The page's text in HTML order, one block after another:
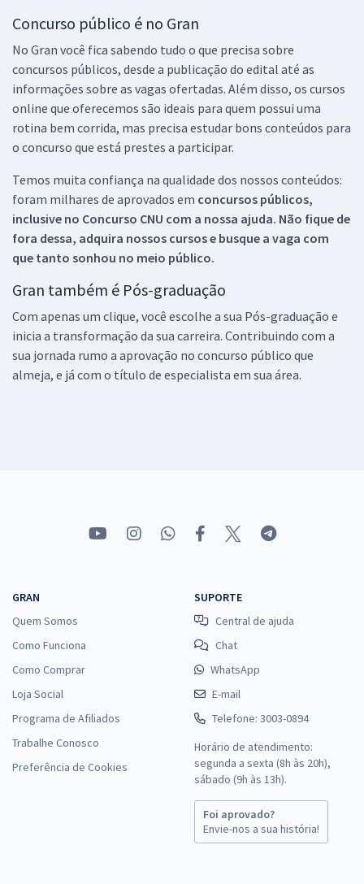
Concurso público é no Gran
No Gran você fica sabendo tudo o que precisa sobre
concursos públicos, desde a publicação do edital até as
informações sobre as vagas ofertadas. Além disso, os cursos
online que oferecemos são ideais para quem possui uma
rotina bem corrida, mas precisa estudar bons conteúdos para
o concurso que está prestes a participar.
Temos muita confiança na qualidade dos nossos conteúdos:
foram milhares de aprovados em concursos públicos,
inclusive no Concurso CNU com a nossa ajuda. Não fique de
fora dessa, adquira nossos cursos e busque a vaga com
que tanto sonhou no meio público.
Gran também é Pós-graduação
Com apenas um clique, você escolhe a sua Pós-graduação e
inicia a transformação da sua carreira. Contribuindo com a
sua jornada rumo a aprovação no concurso público que
almeja, e já com o título de especialista em sua área.
GRAN
Quem Somos
Como Funciona
Como Comprar
Loja Social
Programa de Afiliados
Trabalhe Conosco
Preferência de Cookies
SUPORTE
Central de ajuda
Chat
WhatsApp
E-mail
Telefone: 3003-0894
Horário de atendimento:
segunda a sexta (8h às 20h),
sábado (9h às 13h).
Foi aprovado?
Envie-nos a sua história!